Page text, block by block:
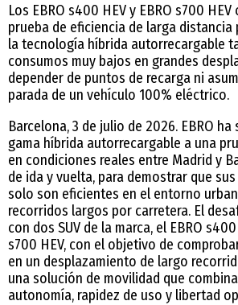
Los EBRO s400 HEV y EBRO s700
prueba de eficiencia de larga distancia
la tecnología híbrida autorrecargable
consumos muy bajos en grandes
depender de puntos de recarga ni
parada de un vehículo 100% eléctrico.
Barcelona, 3 de julio de 2026. EBRO
gama híbrida autorrecargable a una
en condiciones reales entre Madrid y
de ida y vuelta, para demostrar que
solo son eficientes en el entorno
recorridos largos por carretera. El
con dos SUV de la marca, el EBRO s400
s700 HEV, con el objetivo de
en un desplazamiento de largo
una solución de movilidad que
autonomía, rapidez de uso y libertad